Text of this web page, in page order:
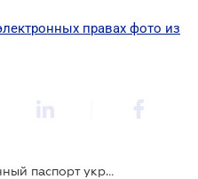
правах фото из
Как будет выглядеть электронный паспорт украинца